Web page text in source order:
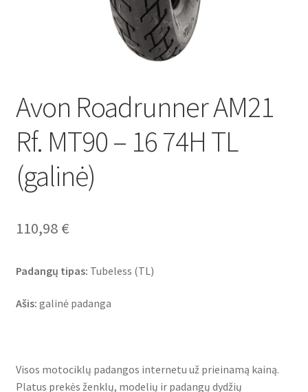
Avon Roadrunner AM21
Rf. MT90 – 16 74H TL
(galinė)
110,98 €
Padangų tipas: Tubeless (TL)
Ašis: galinė padanga
Visos motociklų padangos internetu už prieinamą kainą.
Platus prekės ženklų, modelių ir padangų dydžių